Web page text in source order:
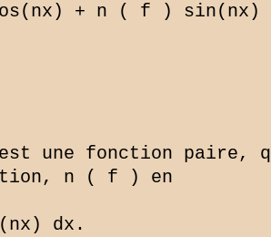
+ n ( f ) sin(nx)
une fonction paire,
n ( f ) en
dx.